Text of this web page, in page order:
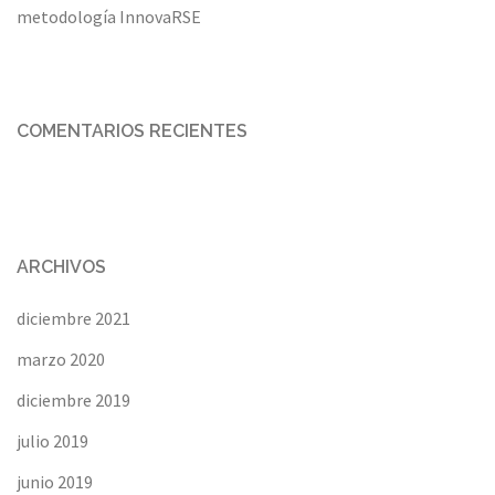
metodología InnovaRSE
COMENTARIOS RECIENTES
ARCHIVOS
diciembre 2021
marzo 2020
diciembre 2019
julio 2019
junio 2019